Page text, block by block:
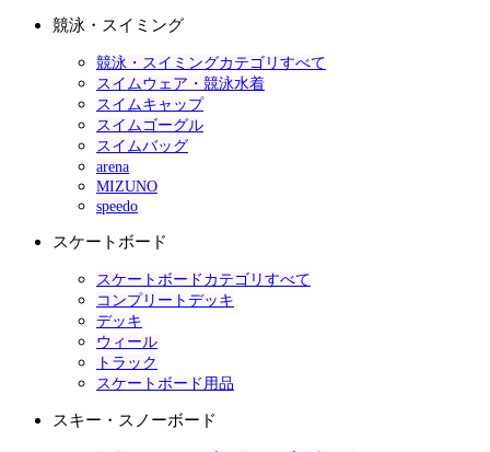
競泳・スイミング
競泳・スイミングカテゴリすべて
スイムウェア・競泳水着
スイムキャップ
スイムゴーグル
スイムバッグ
arena
MIZUNO
speedo
スケートボード
スケートボードカテゴリすべて
コンプリートデッキ
デッキ
ウィール
トラック
スケートボード用品
スキー・スノーボード